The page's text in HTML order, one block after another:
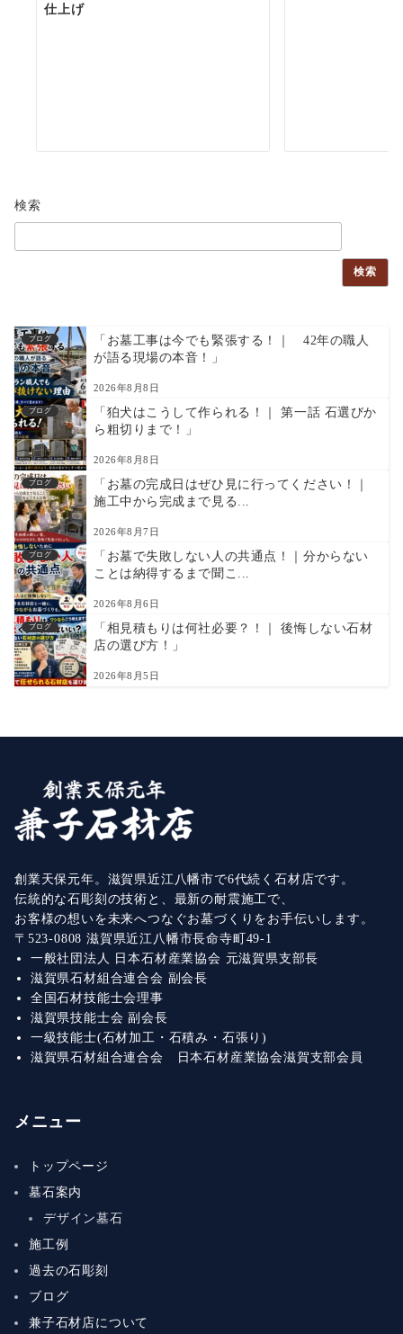
仕上げ
検索
検索
ブログ
「お墓工事は今でも緊張する！｜ 42年の職人
が語る現場の本音！」
2026年8月8日
ブログ
「狛犬はこうして作られる！｜ 第一話 石選びか
ら粗切りまで！」
2026年8月8日
ブログ
「お墓の完成日はぜひ見に行ってください！｜
施工中から完成まで見る...
2026年8月7日
ブログ
「お墓で失敗しない人の共通点！｜分からない
ことは納得するまで聞こ...
2026年8月6日
ブログ
「相見積もりは何社必要？！｜ 後悔しない石材
店の選び方！」
2026年8月5日
創業天保元年。滋賀県近江八幡市で6代続く石材店です。
伝統的な石彫刻の技術と、最新の耐震施工で、
お客様の想いを未来へつなぐお墓づくりをお手伝いします。
〒523-0808 滋賀県近江八幡市長命寺町49-1
一般社団法人 日本石材産業協会 元滋賀県支部長
滋賀県石材組合連合会 副会長
全国石材技能士会理事
滋賀県技能士会 副会長
一級技能士(石材加工・石積み・石張り)
滋賀県石材組合連合会 日本石材産業協会滋賀支部会員
メニュー
トップページ
墓石案内
デザイン墓石
施工例
過去の石彫刻
ブログ
兼子石材店について